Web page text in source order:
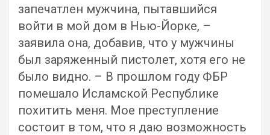
запечатлен мужчина, пытавшийся
войти в мой дом в Нью-Йорке, –
заявила она, добавив, что у мужчины
был заряженный пистолет, хотя его не
было видно. – В прошлом году ФБР
помешало Исламской Республике
похитить меня. Мое преступление
состоит в том, что я даю возможность